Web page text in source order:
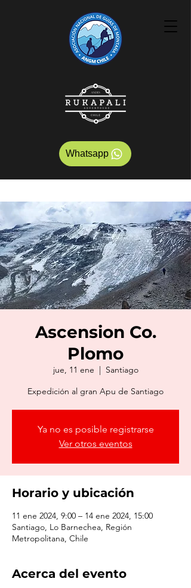
Whatsapp
Ascension Co.
Plomo
jue, 11 ene
  |
Santiago
Expedición al gran Apu de Santiago
Ya no es posible registrarse
Ver otros eventos
Horario y ubicación
11 ene 2024, 9:00 – 14 ene 2024, 15:00
Santiago, Lo Barnechea, Región
Metropolitana, Chile
Acerca del evento